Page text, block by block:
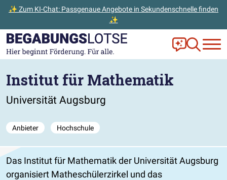
✨ Zum KI-Chat: Passgenaue Angebote in Sekundenschnelle finden
✨
Zum Hauptinhalt der Seite springen
Zur Startseite gehen Frag Ella!
Zur
Institut für Mathematik
Universität Augsburg
Anbieter Hochschule
Das Institut für Mathematik der Universität Augsburg
organisiert Matheschülerzirkel und das